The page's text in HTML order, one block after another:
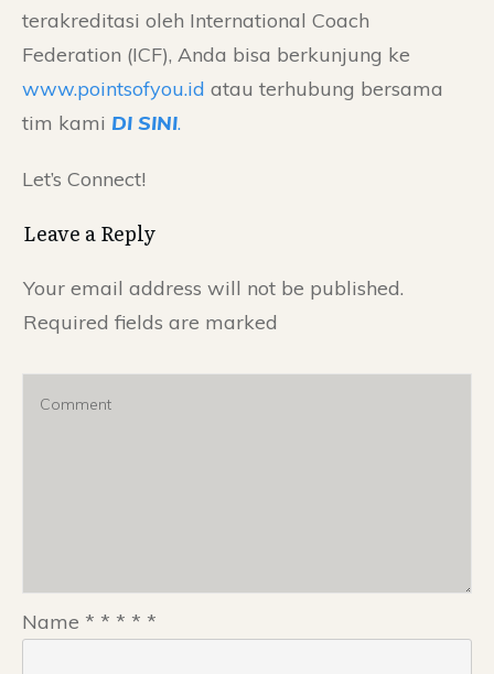
terakreditasi oleh International Coach
Federation (ICF), Anda bisa berkunjung ke
www.pointsofyou.id atau terhubung bersama
tim kami DI SINI.
Let’s Connect!
Leave a Reply
Your email address will not be published.
Required fields are marked
Name * * * * *